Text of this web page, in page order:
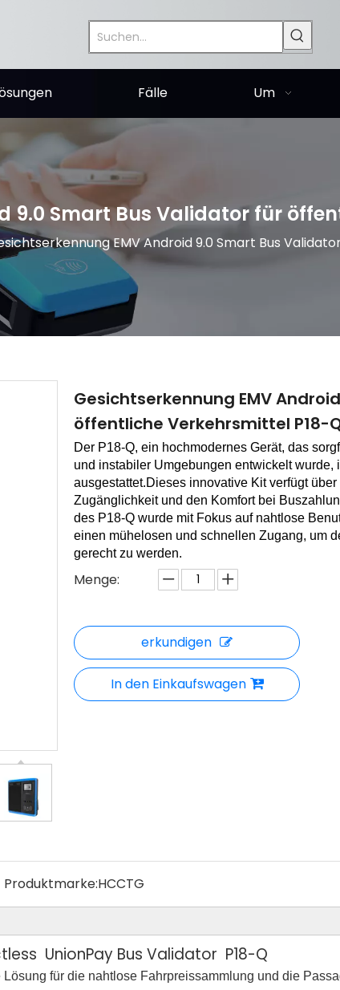
Fälle Um
9.0 Smart Bus Validator für
EMV Android 9.0 Smart Bus
Gesichtserkennung EMV
öffentliche Verkehrsmittel P18-
Der P18-Q, ein hochmodernes Gerät, das
und instabiler Umgebungen entwickelt
ausgestattet.Dieses innovative Kit verfügt
Zugänglichkeit und den Komfort bei
des P18-Q wurde mit Fokus auf nahtlose
einen mühelosen und schnellen Zugang, um
gerecht zu werden.
Menge:
erkundigen
In den Einkaufswagen
Produktmarke:HCCTG
UnionPay Bus Validator P18-Q
für die nahtlose Fahrpreissammlung und die